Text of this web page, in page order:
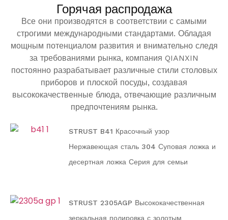
Горячая распродажа
Все они производятся в соответствии с самыми
строгими международными стандартами. Обладая
мощным потенциалом развития и внимательно следя
за требованиями рынка, компания QIANXIN
постоянно разрабатывает различные стили столовых
приборов и плоской посуды, создавая
высококачественные блюда, отвечающие различным
предпочтениям рынка.
STRUST B41 Красочный узор
Нержавеющая сталь 304 Суповая ложка и
десертная ложка Серия для семьи
STRUST 2305AGP Высококачественная
зеркальная полировка с золотым